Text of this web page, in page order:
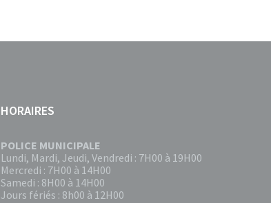
HORAIRES
POLICE MUNICIPALE
Lundi, Mardi, Jeudi, Vendredi : 7H00 à 19H00
Mercredi : 7H00 à 14H00
Samedi : 8H00 à 14H00
Jours fériés : 8h00 à 12H00